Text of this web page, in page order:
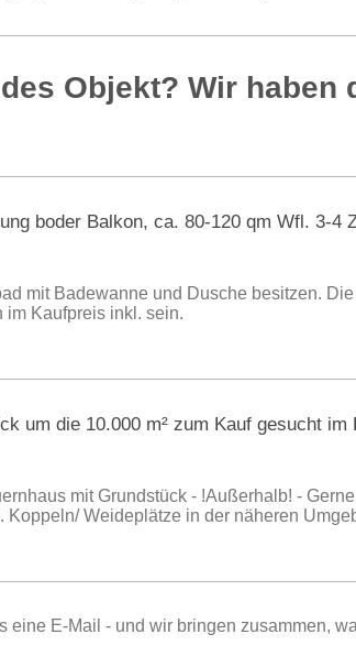
Objekt? Wir haben
boder Balkon, ca. 80-120 qm Wfl. 3-4
mit Badewanne und Dusche besitzen.
Kaufpreis inkl. sein.
um die 10.000 m² zum Kauf gesucht
mit Grundstück - !Außerhalb! -
Weideplätze in der näheren
eine E-Mail - und wir bringen zusammen,